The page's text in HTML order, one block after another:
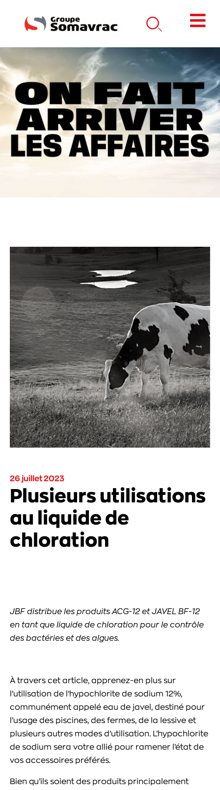
26 juillet 2023
Plusieurs utilisations
au liquide de
chloration
JBF distribue les produits ACG-12 et JAVEL BF-12
en tant que liquide de chloration pour le contrôle
des bactéries et des algues.
À travers cet article, apprenez-en plus sur
l’utilisation de l’hypochlorite de sodium 12%,
communément appelé eau de javel, destiné pour
l’usage des piscines, des fermes, de la lessive et
plusieurs autres modes d’utilisation. L’hypochlorite
de sodium sera votre allié pour ramener l’état de
vos accessoires préférés.
Bien qu’ils soient des produits principalement